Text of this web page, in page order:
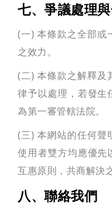
七、爭議處理
(一) 本條款之全部或
之效力。
(二) 本條款之解釋及
律予以處理，若發生
為第一審管轄法院。
(三) 本網站的任何聲
使用者雙方均應優先
互惠原則，共商解決
八、聯絡我們